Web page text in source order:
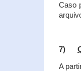
Caso
7)
A